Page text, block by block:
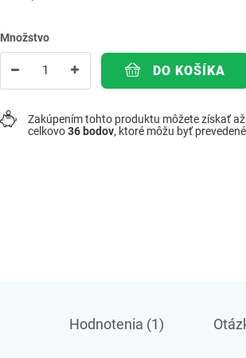
Množstvo
DO KOŠÍKA
Zakúpením tohto produktu môžete získať
celkovo36 bodov, ktoré môžu byť
Hodnotenia (1)